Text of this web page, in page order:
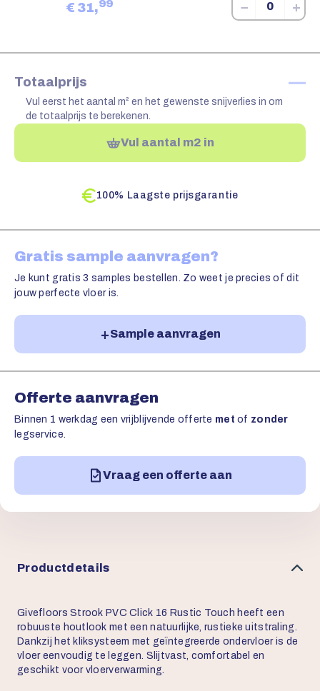
€ 31,99 − +
Totaalprijs —
Vul eerst het aantal m² en het gewenste snijverlies in om
de totaalprijs te berekenen.
Vul aantal m2 in
100% Laagste prijsgarantie
Gratis sample aanvragen?
Je kunt gratis 3 samples bestellen. Zo weet je precies of dit
jouw perfecte vloer is.
Sample aanvragen
Offerte aanvragen
Binnen 1 werkdag een vrijblijvende offerte met of zonder
legservice.
Vraag een offerte aan
Productdetails
Givefloors Strook PVC Click 16 Rustic Touch heeft een
robuuste houtlook met een natuurlijke, rustieke uitstraling.
Dankzij het kliksysteem met geïntegreerde ondervloer is de
vloer eenvoudig te leggen. Slijtvast, comfortabel en
geschikt voor vloerverwarming.